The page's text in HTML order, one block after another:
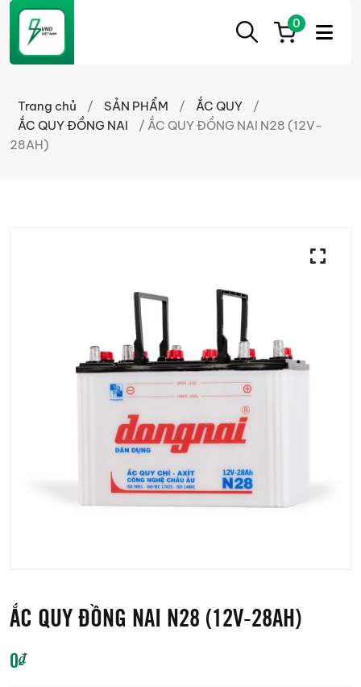
ẮC
CẦN
THƠ
Ắc
Cần
Thơ
0
Trang chủ / SẢN PHẨM / ẮC QUY
/
ẮC QUY ĐỒNG NAI
/ ẮC QUY ĐỒNG NAI N28 (12V-
28AH)
ẮC QUY ĐỒNG NAI N28 (12V-28AH)
0₫